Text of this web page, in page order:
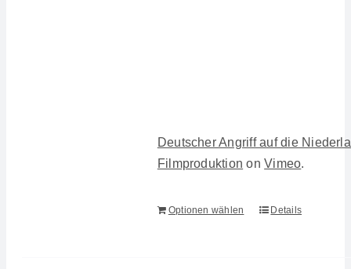
Deutscher Angriff auf die
Filmproduktion onVimeo.
Optionen wählen Details